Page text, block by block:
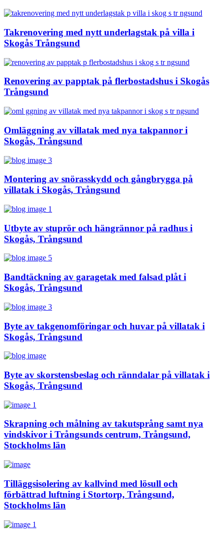
Takrenovering med nytt underlagstak på villa i
Skogås Trångsund
Renovering av papptak på flerbostadshus i Skogås
Trångsund
Omläggning av villatak med nya takpannor i
Skogås, Trångsund
Montering av snörasskydd och gångbrygga på
villatak i Skogås, Trångsund
Utbyte av stuprör och hängrännor på radhus i
Skogås, Trångsund
Bandtäckning av garagetak med falsad plåt i
Skogås, Trångsund
Byte av takgenomföringar och huvar på villatak i
Skogås, Trångsund
Byte av skorstensbeslag och ränndalar på villatak i
Skogås, Trångsund
Skrapning och målning av takutsprång samt nya
vindskivor i Trångsunds centrum, Trångsund,
Stockholms län
Tilläggsisolering av kallvind med lösull och
förbättrad luftning i Stortorp, Trångsund,
Stockholms län